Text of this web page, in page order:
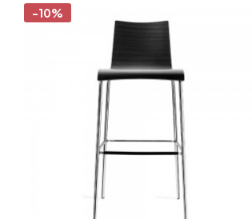
-10%